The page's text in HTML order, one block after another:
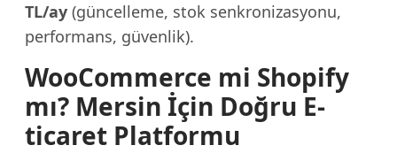
TL/ay (güncelleme, stok senkronizasyonu,
performans, güvenlik).
WooCommerce mi Shopify
mı? Mersin İçin Doğru E-
ticaret Platformu